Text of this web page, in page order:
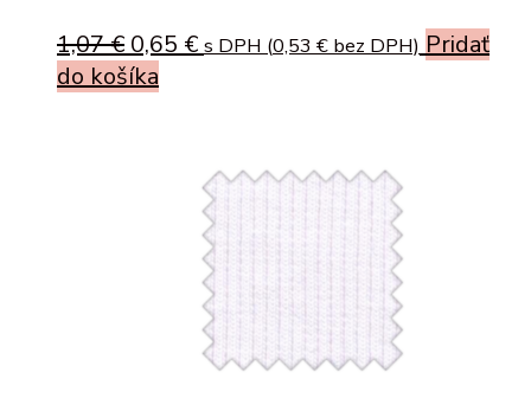
1,07€ Original
price
0,65 €Current
s DPH (0,53 € bez DPH) Pridať
do košíka